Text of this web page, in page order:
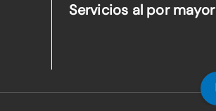
Servicios al por mayor